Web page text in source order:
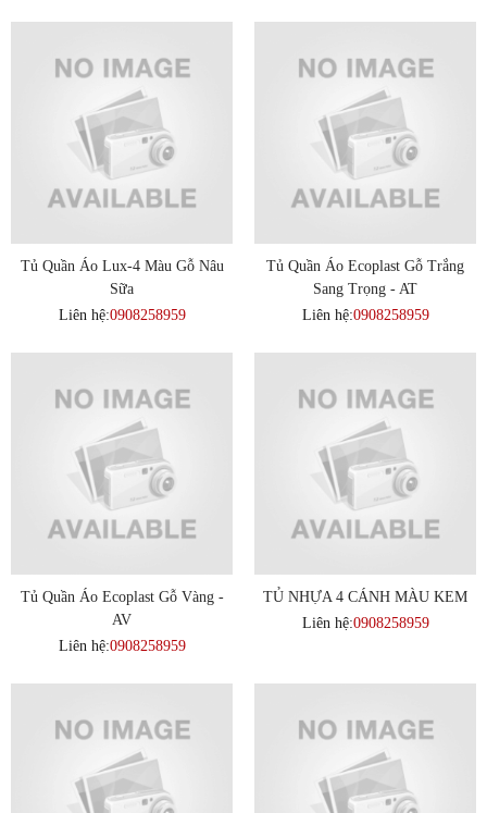
Tủ Quần Áo Lux-4 Màu Gỗ Nâu
Sữa
Liên hệ:0908258959
Tủ Quần Áo Ecoplast Gỗ Trắng
Sang Trọng - AT
Liên hệ:0908258959
Tủ Quần Áo Ecoplast Gỗ Vàng -
AV
Liên hệ:0908258959
TỦ NHỰA 4 CÁNH MÀU KEM
Liên hệ:0908258959